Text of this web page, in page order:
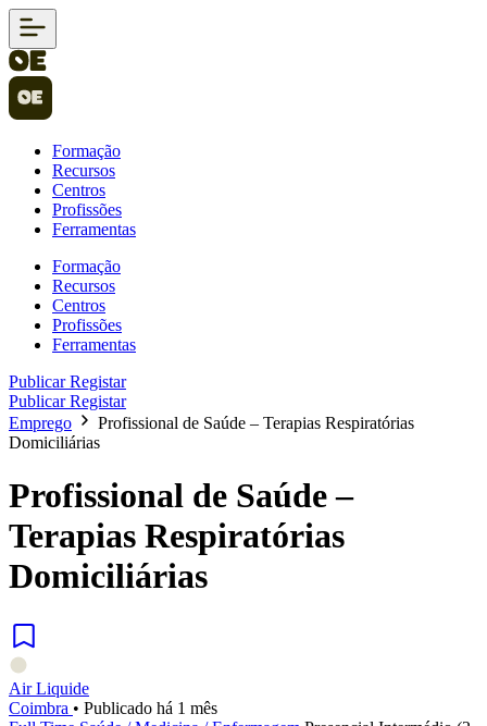
Formação
Recursos
Centros
Profissões
Ferramentas
Formação
Recursos
Centros
Profissões
Ferramentas
PublicarRegistar
PublicarRegistar
Emprego
Profissional de Saúde – Terapias Respiratórias
Domiciliárias
Profissional de Saúde –
Terapias Respiratórias
Domiciliárias
Air Liquide
Coimbra • Publicado há 1 mês